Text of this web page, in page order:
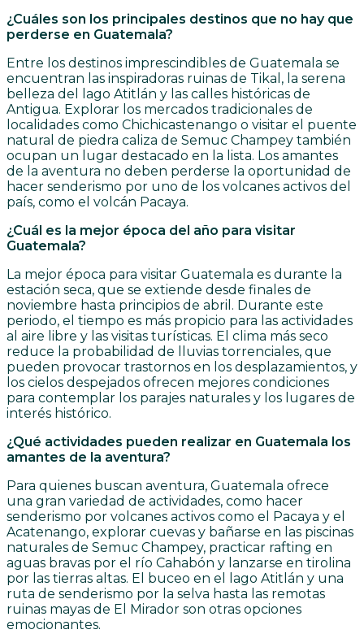
¿Cuáles son los principales destinos que no hay que
perderse en Guatemala?
Entre los destinos imprescindibles de Guatemala se
encuentran las inspiradoras ruinas de Tikal, la serena
belleza del lago Atitlán y las calles históricas de
Antigua. Explorar los mercados tradicionales de
localidades como Chichicastenango o visitar el puente
natural de piedra caliza de Semuc Champey también
ocupan un lugar destacado en la lista. Los amantes
de la aventura no deben perderse la oportunidad de
hacer senderismo por uno de los volcanes activos del
país, como el volcán Pacaya.
¿Cuál es la mejor época del año para visitar
Guatemala?
La mejor época para visitar Guatemala es durante la
estación seca, que se extiende desde finales de
noviembre hasta principios de abril. Durante este
periodo, el tiempo es más propicio para las actividades
al aire libre y las visitas turísticas. El clima más seco
reduce la probabilidad de lluvias torrenciales, que
pueden provocar trastornos en los desplazamientos, y
los cielos despejados ofrecen mejores condiciones
para contemplar los parajes naturales y los lugares de
interés histórico.
¿Qué actividades pueden realizar en Guatemala los
amantes de la aventura?
Para quienes buscan aventura, Guatemala ofrece
una gran variedad de actividades, como hacer
senderismo por volcanes activos como el Pacaya y el
Acatenango, explorar cuevas y bañarse en las piscinas
naturales de Semuc Champey, practicar rafting en
aguas bravas por el río Cahabón y lanzarse en tirolina
por las tierras altas. El buceo en el lago Atitlán y una
ruta de senderismo por la selva hasta las remotas
ruinas mayas de El Mirador son otras opciones
emocionantes.